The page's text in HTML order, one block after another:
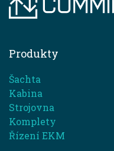
Produkty
Šachta
Kabina
Strojovna
Komplety
Řízení EKM